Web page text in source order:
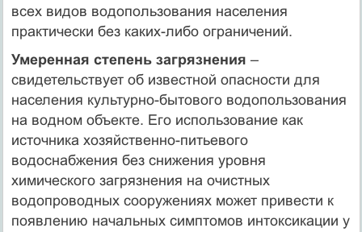
всех видов водопользования населения
практически без каких-либо ограничений.
Умеренная степень загрязнения –
свидетельствует об известной опасности для
населения культурно-бытового водопользования
на водном объекте. Его использование как
источника хозяйственно-питьевого
водоснабжения без снижения уровня
химического загрязнения на очистных
водопроводных сооружениях может привести к
появлению начальных симптомов интоксикации у